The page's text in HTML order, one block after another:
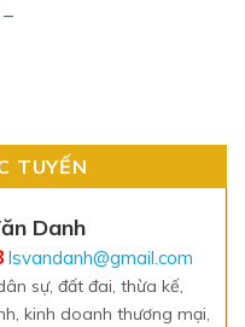
–
TUYẾN
Danh
lsvandanh@gmail.com
sự, đất đai, thừa kế,
kinh doanh thương mại,